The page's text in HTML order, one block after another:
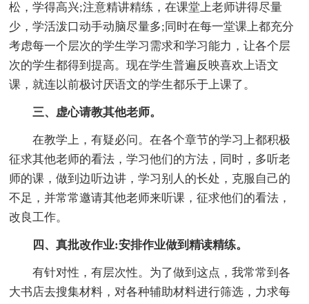
松，学得高兴;注意精讲精练，在课堂上老师讲得尽量
少，学活泼口动手动脑尽量多;同时在每一堂课上都充分
考虑每一个层次的学生学习需求和学习能力，让各个层
次的学生都得到提高。现在学生普遍反映喜欢上语文
课，就连以前极讨厌语文的学生都乐于上课了。
三、虚心请教其他老师。
在教学上，有疑必问。在各个章节的学习上都积极
征求其他老师的看法，学习他们的方法，同时，多听老
师的课，做到边听边讲，学习别人的长处，克服自己的
不足，并常常邀请其他老师来听课，征求他们的看法，
改良工作。
四、真批改作业:安排作业做到精读精练。
有针对性，有层次性。为了做到这点，我常常到各
大书店去搜集材料，对各种辅助材料进行筛选，力求每